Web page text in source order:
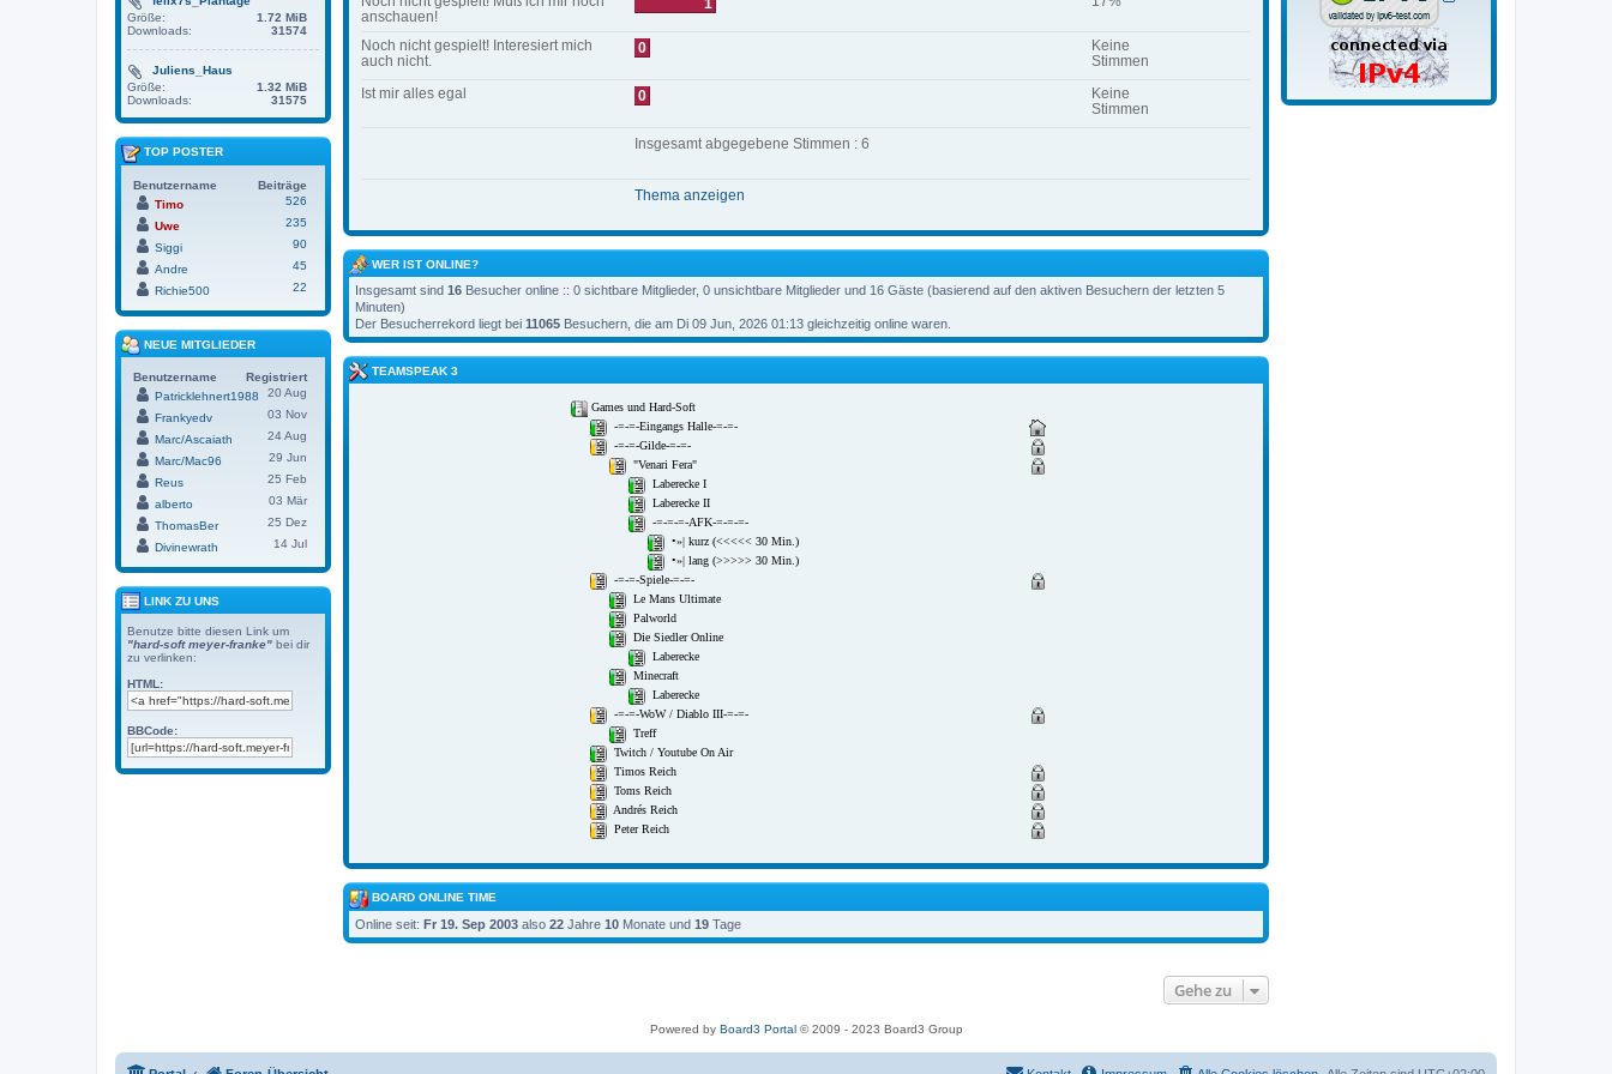
anschauen!
1
Noch nicht gespielt! Interesiert mich
auch nicht.
0
Keine
Stimmen
Ist mir alles egal
0
Keine
Stimmen
Insgesamt abgegebene Stimmen : 6
Thema anzeigen
WER IST ONLINE?
Insgesamt sind 16 Besucher online :: 0 sichtbare Mitglieder, 0 unsichtbare Mitglieder und 16 Gäste (basierend auf den aktiven Besuchern der letzten 5
Minuten)
Der Besucherrekord liegt bei 11065 Besuchern, die am Di 09 Jun, 2026 01:13 gleichzeitig online waren.
TEAMSPEAK 3
BOARD ONLINE TIME
Online seit: Fr 19. Sep 2003 also 22 Jahre 10 Monate und 19 Tage
Gehe zu
Größe:
1.72 MiB
Downloads:
31574
Juliens_Haus
Größe:
1.32 MiB
Downloads:
31575
TOP POSTER
Benutzername
Beiträge
Timo
526
Uwe
235
Siggi
90
Andre
45
Richie500
22
NEUE MITGLIEDER
Benutzername
Registriert
Patricklehnert1988
20 Aug
Frankyedv
03 Nov
Marc/Ascaiath
24 Aug
Marc/Mac96
29 Jun
Reus
25 Feb
alberto
03 Mär
ThomasBer
25 Dez
Divinewrath
14 Jul
LINK ZU UNS
Benutze bitte diesen Link um
"hard-soft meyer-franke" bei dir
zu verlinken:
HTML:
BBCode:
Powered by Board3 Portal© 2009 - 2023 Board3 Group